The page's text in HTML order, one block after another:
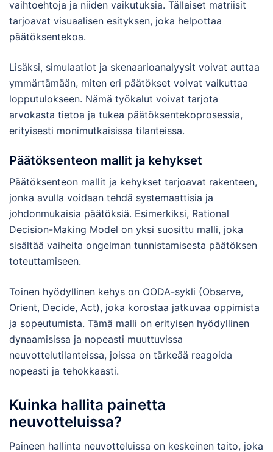
vaihtoehtoja ja niiden vaikutuksia. Tällaiset matriisit
tarjoavat visuaalisen esityksen, joka helpottaa
päätöksentekoa.
Lisäksi, simulaatiot ja skenaarioanalyysit voivat auttaa
ymmärtämään, miten eri päätökset voivat vaikuttaa
lopputulokseen. Nämä työkalut voivat tarjota
arvokasta tietoa ja tukea päätöksentekoprosessia,
erityisesti monimutkaisissa tilanteissa.
Päätöksenteon mallit ja kehykset
Päätöksenteon mallit ja kehykset tarjoavat rakenteen,
jonka avulla voidaan tehdä systemaattisia ja
johdonmukaisia päätöksiä. Esimerkiksi, Rational
Decision-Making Model on yksi suosittu malli, joka
sisältää vaiheita ongelman tunnistamisesta päätöksen
toteuttamiseen.
Toinen hyödyllinen kehys on OODA-sykli (Observe,
Orient, Decide, Act), joka korostaa jatkuvaa oppimista
ja sopeutumista. Tämä malli on erityisen hyödyllinen
dynaamisissa ja nopeasti muuttuvissa
neuvottelutilanteissa, joissa on tärkeää reagoida
nopeasti ja tehokkaasti.
Kuinka hallita painetta
neuvotteluissa?
Paineen hallinta neuvotteluissa on keskeinen taito, joka